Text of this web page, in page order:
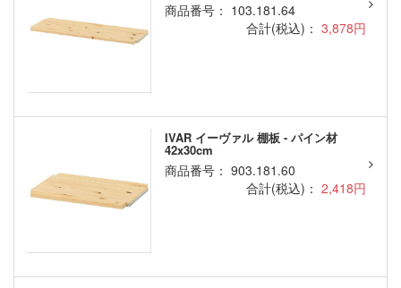
商品番号： 103.181.64
合計(税込)： 3,878円
IVAR イーヴァル 棚板 - パイン材
42x30cm
商品番号： 903.181.60
合計(税込)： 2,418円